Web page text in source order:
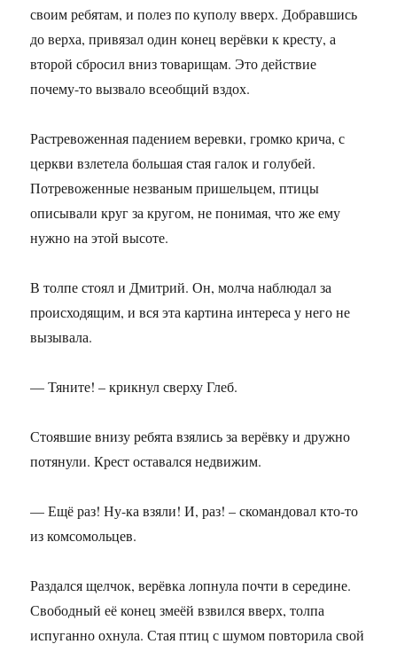
своим ребятам, и полез по куполу вверх. Добравшись
до верха, привязал один конец верёвки к кресту, а
второй сбросил вниз товарищам. Это действие
почему-то вызвало всеобщий вздох.
Растревоженная падением веревки, громко крича, с
церкви взлетела большая стая галок и голубей.
Потревоженные незваным пришельцем, птицы
описывали круг за кругом, не понимая, что же ему
нужно на этой высоте.
В толпе стоял и Дмитрий. Он, молча наблюдал за
происходящим, и вся эта картина интереса у него не
вызывала.
— Тяните! – крикнул сверху Глеб.
Стоявшие внизу ребята взялись за верёвку и дружно
потянули. Крест оставался недвижим.
— Ещё раз! Ну-ка взяли! И, раз! – скомандовал кто-то
из комсомольцев.
Раздался щелчок, верёвка лопнула почти в середине.
Свободный её конец змеёй взвился вверх, толпа
испуганно охнула. Стая птиц с шумом повторила свой